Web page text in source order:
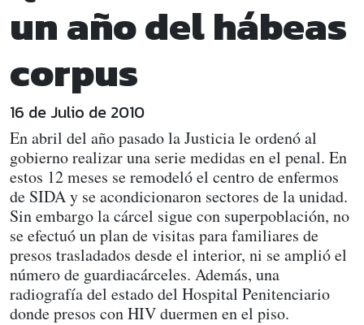
un año del hábeas
corpus
16 de Julio de 2010
En abril del año pasado la Justicia le ordenó al
gobierno realizar una serie medidas en el penal. En
estos 12 meses se remodeló el centro de enfermos
de SIDA y se acondicionaron sectores de la unidad.
Sin embargo la cárcel sigue con superpoblación, no
se efectuó un plan de visitas para familiares de
presos trasladados desde el interior, ni se amplió el
número de guardiacárceles. Además, una
radiografía del estado del Hospital Penitenciario
donde presos con HIV duermen en el piso.